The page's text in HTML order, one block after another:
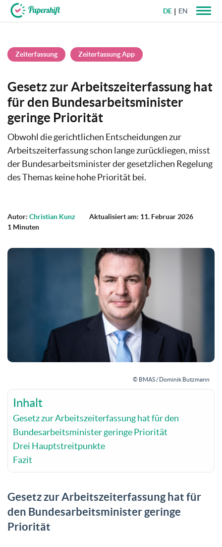
DE EN
Zeiterfassung Zeiterfassung App
Gesetz zur Arbeitszeiterfassung hat
für den Bundesarbeitsminister
geringe Priorität
Obwohl die gerichtlichen Entscheidungen zur
Arbeitszeiterfassung schon lange zurückliegen, misst
der Bundesarbeitsminister der gesetzlichen Regelung
des Themas keine hohe Priorität bei.
Autor: Christian Kunz
Aktualisiert am: 11. Februar 2026
1 Minuten
© BMAS / Dominik Butzmann
Inhalt
Gesetz zur Arbeitszeiterfassung hat für den
Bundesarbeitsminister geringe Priorität
Drei Hauptstreitpunkte
Fazit
Gesetz zur Arbeitszeiterfassung hat für
den Bundesarbeitsminister geringe
Priorität